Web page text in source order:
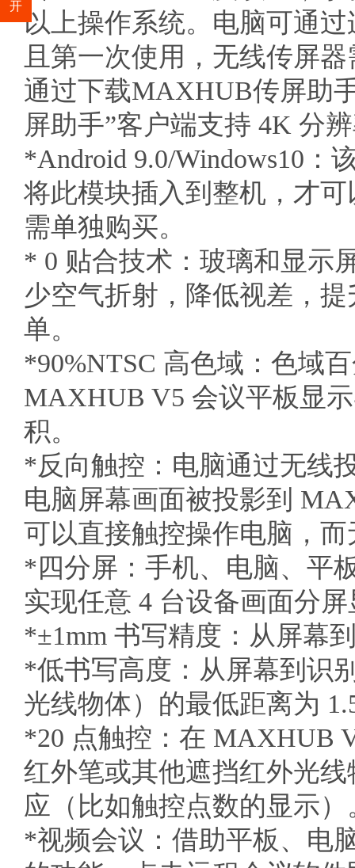
以上操作系统。电脑可通
且第一次使用，无线传屏
通过下载MAXHUB传屏助
屏助手”客户端支持 4K 分
*Android 9.0/Windows10：
将此模块插入到整机，才
需单独购买。
* 0 贴合技术：玻璃和显示
少空气折射，降低视差，
单。
*90%NTSC 高色域：色域
MAXHUB V5 会议平板显
积。
*反向触控：电脑通过无线
电脑屏幕画面被投影到
可以直接触控操作电脑，
*四分屏：手机、电脑、平
实现任意 4 台设备画面分
*±1mm 书写精度：从屏幕
*低书写高度：从屏幕到识
光线物体）的最低距离为
*20 点触控：在 MAXHUB
红外笔或其他遮挡红外光
应（比如触控点数的显示）
*视频会议：借助平板、电
开